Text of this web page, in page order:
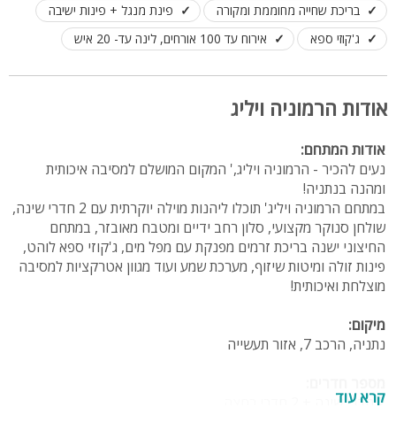
בריכת שחייה מחוממת ומקורה
פינת מנגל + פינות ישיבה
ג'קוזי ספא
אירוח עד 100 אורחים, לינה עד- 20 איש
אודות הרמוניה ויליג
אודות המתחם:
נעים להכיר - הרמוניה ויליג,' המקום המושלם למסיבה איכותית
ומהנה בנתניה!
במתחם הרמוניה ויליג' תוכלו ליהנות מוילה יוקרתית עם 2 חדרי שינה,
שולחן סנוקר מקצועי, סלון רחב ידיים ומטבח מאובזר, במתחם
החיצוני ישנה בריכת זרמים מפנקת עם מפל מים, ג'קוזי ספא לוהט,
פינות זולה ומיטות שיזוף, מערכת שמע ועוד מגוון אטרקציות למסיבה
מוצלחת ואיכותית!
מיקום:
נתניה, הרכב 7, אזור תעשייה
2 חדרי שינה + 2 חדרי רחצה
קרא עוד